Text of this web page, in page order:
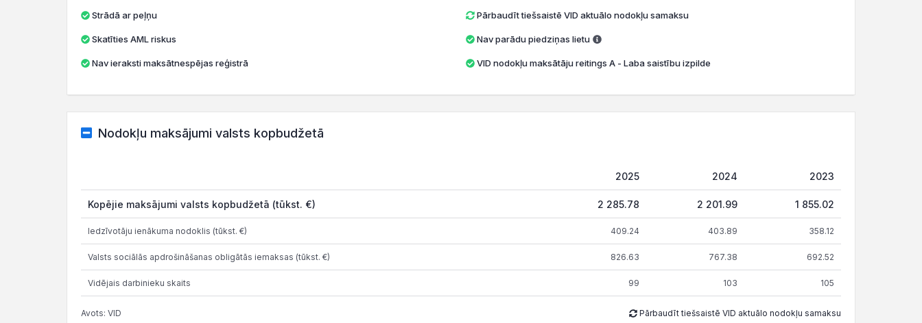
Strādā ar peļņu
Skatīties AML riskus
Nav ieraksti maksātnespējas reģistrā
Pārbaudīt tiešsaistē VID aktuālo nodokļu samaksu
Nav parādu piedziņas lietu
VID nodokļu maksātāju reitings A - Laba saistību izpilde
Nodokļu maksājumi valsts kopbudžetā
2025 2024 2023
Kopējie maksājumi valsts kopbudžetā (tūkst. €) 2 285.78 2 201.99 1 855.02
Iedzīvotāju ienākuma nodoklis (tūkst. €) 409.24 403.89 358.12
Valsts sociālās apdrošināšanas obligātās iemaksas (tūkst. €) 826.63 767.38 692.52
Vidējais darbinieku skaits 99 103 105
Avots: VID Pārbaudīt tiešsaistē VID aktuālo nodokļu samaksu